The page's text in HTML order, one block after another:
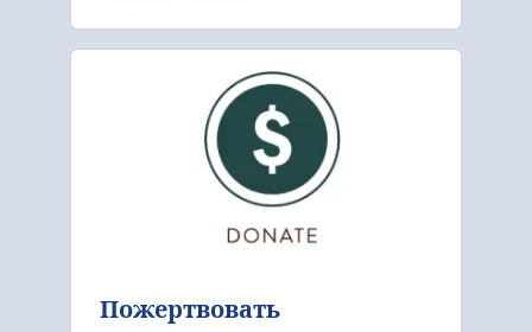
Пожертвовать